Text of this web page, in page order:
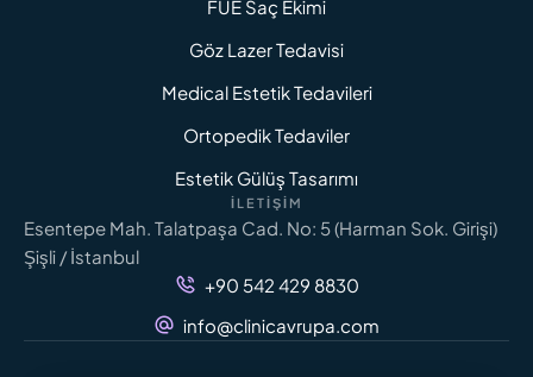
FUE Saç Ekimi
Göz Lazer Tedavisi
Medical Estetik Tedavileri
Ortopedik Tedaviler
Estetik Gülüş Tasarımı
İLETIŞIM
Esentepe Mah. Talatpaşa Cad. No: 5 (Harman Sok. Girişi)
Şişli / İstanbul
+90 542 429 8830
info@clinicavrupa.com